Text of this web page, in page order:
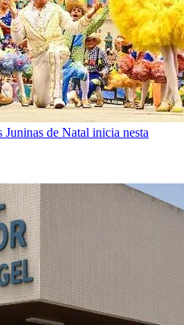
de Natal inicia nesta